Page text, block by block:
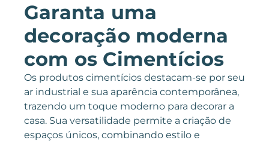
Garanta uma
decoração moderna
com os Cimentícios
Os produtos cimentícios destacam-se por seu
ar industrial e sua aparência contemporânea,
trazendo um toque moderno para decorar a
casa. Sua versatilidade permite a criação de
espaços únicos, combinando estilo e